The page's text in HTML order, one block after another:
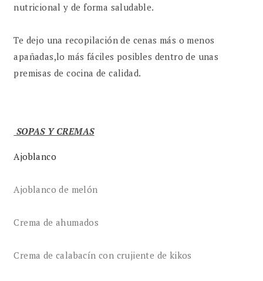
nutricional y de forma saludable.
Te dejo una recopilación de cenas más o menos
apañadas,lo más fáciles posibles dentro de unas
premisas de cocina de calidad.
SOPAS Y CREMAS
Ajoblanco
Ajoblanco de melón
Crema de ahumados
Crema de calabacín con crujiente de kikos